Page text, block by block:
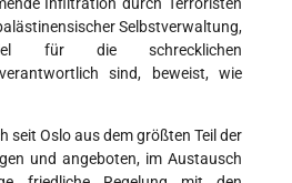
Infiltration durch Terroristen
Selbstverwaltung,
für die schrecklichen
sind, beweist, wie
seit Oslo aus dem größten Teil der
und angeboten, im Austausch